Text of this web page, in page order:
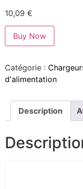
10,09 €
Buy Now
Catégorie :
d'alimentation
Description